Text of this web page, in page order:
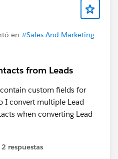
en #Sales And Marketing
from Leads
custom fields for
I convert multiple Lead
when converting Lead
2 respuestas